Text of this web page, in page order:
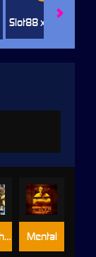
Slot88 x PP
Fire in the Hole 3 Mental